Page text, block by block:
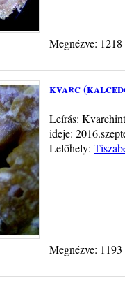
Megnézve:
kvarc
Leírás:
ideje:
Lelőhely:
Megnézve: